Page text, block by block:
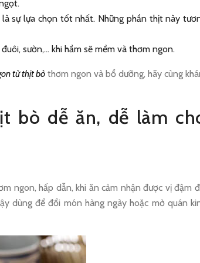
sự lựa chọn tốt nhất. Những phần thịt này
sườn,… khi hầm sẽ mềm và thơm ngon.
từ thịt bò thơm ngon và bổ dưỡng, hãy cùng
bò dễ ăn, dễ làm
ngon, hấp dẫn, khi ăn cảm nhận được vị đậm
dùng để đổi món hàng ngày hoặc mở quán